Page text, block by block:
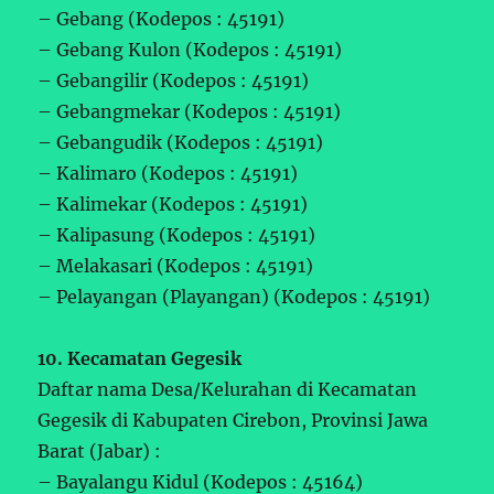
– Gebang (Kodepos : 45191)
– Gebang Kulon (Kodepos : 45191)
– Gebangilir (Kodepos : 45191)
– Gebangmekar (Kodepos : 45191)
– Gebangudik (Kodepos : 45191)
– Kalimaro (Kodepos : 45191)
– Kalimekar (Kodepos : 45191)
– Kalipasung (Kodepos : 45191)
– Melakasari (Kodepos : 45191)
– Pelayangan (Playangan) (Kodepos : 45191)
10. Kecamatan Gegesik
Daftar nama Desa/Kelurahan di Kecamatan
Gegesik di Kabupaten Cirebon, Provinsi Jawa
Barat (Jabar) :
– Bayalangu Kidul (Kodepos : 45164)